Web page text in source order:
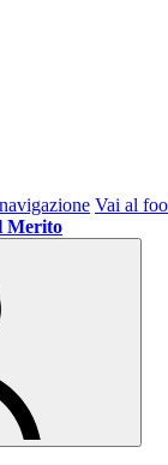
Vai al
Merito